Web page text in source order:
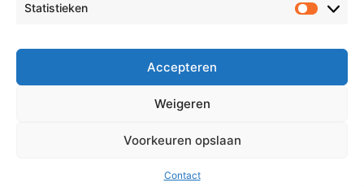
Statistieken
Accepteren
Weigeren
Voorkeuren opslaan
Contact
Radio & TV